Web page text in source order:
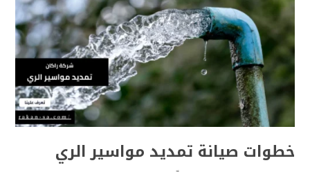
خطوات صيانة تمديد مواسير الري